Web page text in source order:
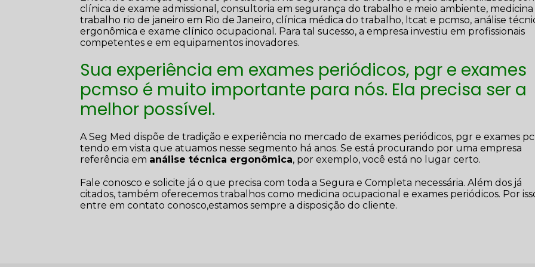
clínica de exame admissional, consultoria em segurança do trabalho e meio ambiente, medicina
trabalho rio de janeiro em Rio de Janeiro, clínica médica do trabalho, ltcat e pcmso, análise
ergonômica e exame clínico ocupacional. Para tal sucesso, a empresa investiu em profissionais
competentes e em equipamentos inovadores.
Sua experiência em exames periódicos, pgr e exames
pcmso é muito importante para nós. Ela precisa ser a
melhor possível.
A Seg Med dispõe de tradição e experiência no mercado de exames periódicos, pgr e exames
tendo em vista que atuamos nesse segmento há anos. Se está procurando por uma empresa
referência em análise técnica ergonômica, por exemplo, você está no lugar certo.
Fale conosco e solicite já o que precisa com toda a Segura e Completa necessária. Além dos já
citados, também oferecemos trabalhos como medicina ocupacional e exames periódicos. Por
entre em contato conosco,estamos sempre a disposição do cliente.